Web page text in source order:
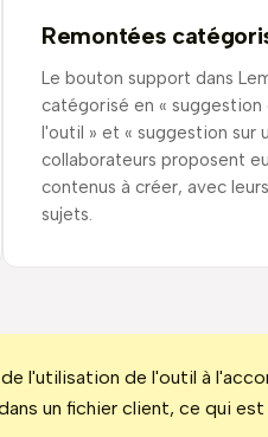
Remontées
Le bouton support dans
catégorisé en «
l'outil » et « suggestion sur
collaborateurs proposent
contenus à créer, avec
sujets.
l'utilisation de l'outil à
un fichier client, ce qui